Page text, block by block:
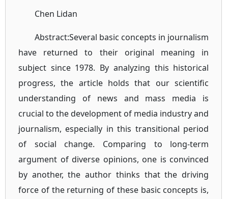
Chen Lidan
Abstract:Several basic concepts in journalism
have returned to their original meaning in
subject since 1978. By analyzing this historical
progress, the article holds that our scientific
understanding of news and mass media is
crucial to the development of media industry and
journalism, especially in this transitional period
of social change. Comparing to long-term
argument of diverse opinions, one is convinced
by another, the author thinks that the driving
force of the returning of these basic concepts is,